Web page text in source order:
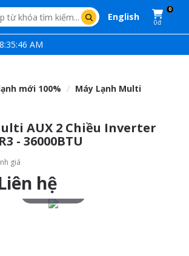
English
0
0đ
8:35:47 AM
mới 100% Máy Lạnh Multi
AUX 2 Chiều Inverter
- 36000BTU
giá
hệ
Touch to zoom